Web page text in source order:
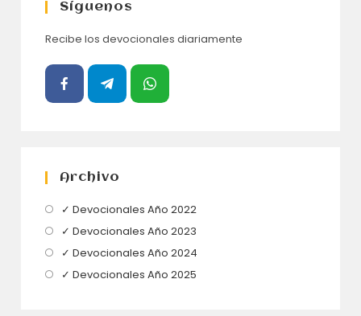
Síguenos
Recibe los devocionales diariamente
Archivo
✓ Devocionales Año 2022Se
✓ Devocionales Año 2023
abre
✓ Devocionales Año 2024
✓ Devocionales Año 2025